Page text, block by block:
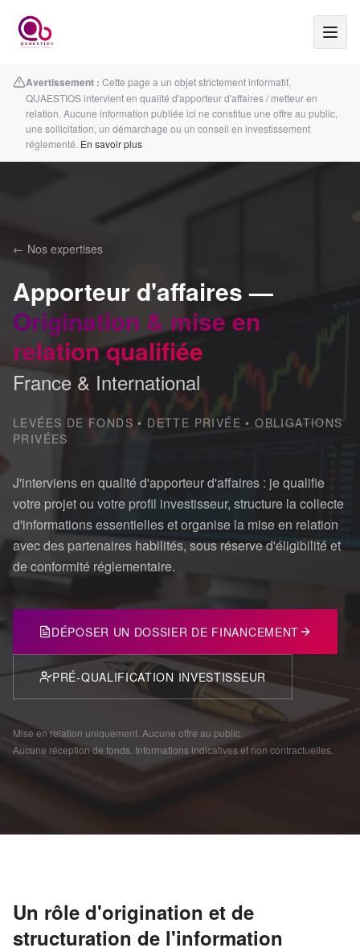
Avertissement : Cette page a un objet strictement informatif.
QUAESTIOS intervient en qualité d'apporteur d'affaires / metteur en
relation. Aucune information publiée ici ne constitue une offre au public,
une sollicitation, un démarchage ou un conseil en investissement
réglementé. En savoir plus
← Nos expertises
Apporteur d'affaires —
Origination & mise en
relation qualifiée
France & International
LEVÉES DE FONDS • DETTE PRIVÉE • OBLIGATIONS
PRIVÉES
J'interviens en qualité d'apporteur d'affaires : je qualifie
votre projet ou votre profil investisseur, structure la collecte
d'informations essentielles et organise la mise en relation
avec des partenaires habilités, sous réserve d'éligibilité et
de conformité réglementaire.
DÉPOSER UN DOSSIER DE FINANCEMENT
PRÉ-QUALIFICATION INVESTISSEUR
Mise en relation uniquement. Aucune offre au public.
Aucune réception de fonds. Informations indicatives et non contractuelles.
Un rôle d'origination et de
structuration de l'information